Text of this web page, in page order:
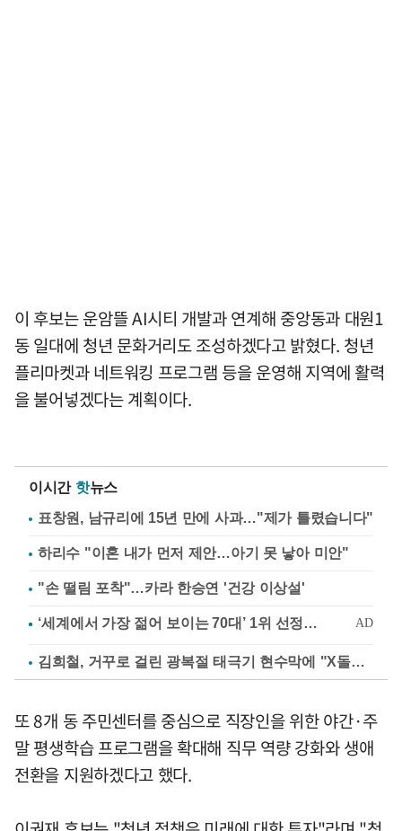
이 후보는 운암뜰 AI시티 개발과 연계해 중앙동과 대원1
동 일대에 청년 문화거리도 조성하겠다고 밝혔다. 청년
플리마켓과 네트워킹 프로그램 등을 운영해 지역에 활력
을 불어넣겠다는 계획이다.
이시간 핫뉴스
표창원, 남규리에 15년 만에 사과…"제가 틀렸습니다"
하리수 "이혼 내가 먼저 제안…아기 못 낳아 미안"
"손 떨림 포착"…카라 한승연 '건강 이상설'
김희철, 거꾸로 걸린 광복절 태극기 현수막에 "X돌았네"
또 8개 동 주민센터를 중심으로 직장인을 위한 야간·주
말 평생학습 프로그램을 확대해 직무 역량 강화와 생애
전환을 지원하겠다고 했다.